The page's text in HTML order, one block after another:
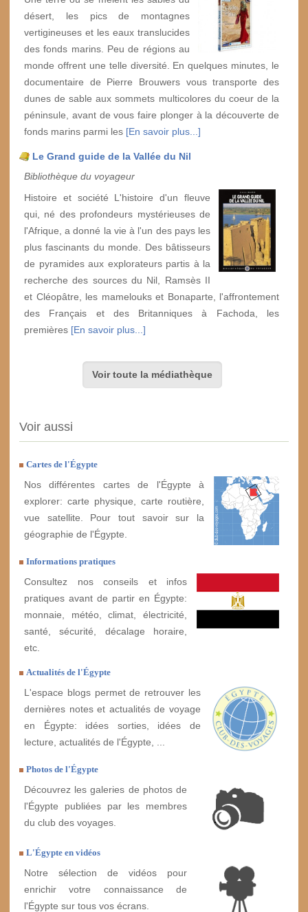
désert, les pics de montagnes
vertigineuses et les eaux translucides
des fonds marins. Peu de régions au
monde offrent une telle diversité. En quelques minutes, le
documentaire de Pierre Brouwers vous transporte des
dunes de sable aux sommets multicolores du coeur de la
péninsule, avant de vous faire plonger à la découverte de
fonds marins parmi les [En savoir plus...]
Le Grand guide de la Vallée du Nil
Bibliothèque du voyageur
Histoire et société L'histoire d'un fleuve
qui, né des profondeurs mystérieuses de
l'Afrique, a donné la vie à l'un des pays les
plus fascinants du monde. Des bâtisseurs
de pyramides aux explorateurs partis à la
recherche des sources du Nil, Ramsès II
et Cléopâtre, les mamelouks et Bonaparte, l'affrontement
des Français et des Britanniques à Fachoda, les
premières [En savoir plus...]
Voir toute la médiathèque
Voir aussi
Cartes de l'Égypte
Nos différentes cartes de l'Égypte à
explorer: carte physique, carte routière,
vue satellite. Pour tout savoir sur la
géographie de l'Égypte.
Informations pratiques
Consultez nos conseils et infos
pratiques avant de partir en Égypte:
monnaie, météo, climat, électricité,
santé, sécurité, décalage horaire,
etc.
Actualités de l'Égypte
L'espace blogs permet de retrouver les
dernières notes et actualités de voyage
en Égypte: idées sorties, idées de
lecture, actualités de l'Égypte, ...
Photos de l'Égypte
Découvrez les galeries de photos de
l'Égypte publiées par les membres
du club des voyages.
L'Égypte en vidéos
Notre sélection de vidéos pour
enrichir votre connaissance de
l'Égypte sur tous vos écrans.